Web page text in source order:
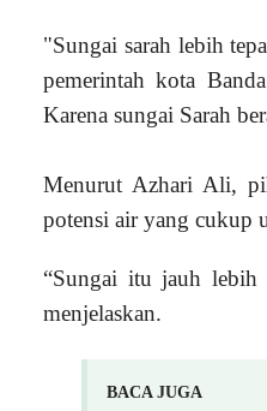
"Sungai sarah lebih
pemerintah kota
Karena sungai Sarah
Menurut Azhari Ali,
potensi air yang cukup
“Sungai itu jauh lebih
menjelaskan.
BACA JUGA